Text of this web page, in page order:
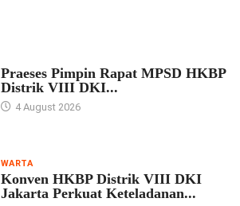
Praeses Pimpin Rapat MPSD HKBP
Distrik VIII DKI...
4 August 2026
WARTA
Konven HKBP Distrik VIII DKI
Jakarta Perkuat Keteladanan...